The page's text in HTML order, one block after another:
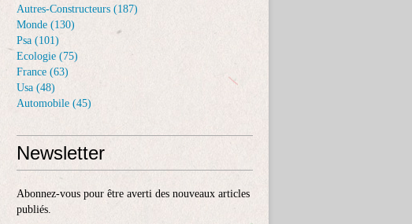
Autres-Constructeurs (187)
Monde (130)
Psa (101)
Ecologie (75)
France (63)
Usa (48)
Automobile (45)
Newsletter
Abonnez-vous pour être averti des nouveaux articles
publiés.